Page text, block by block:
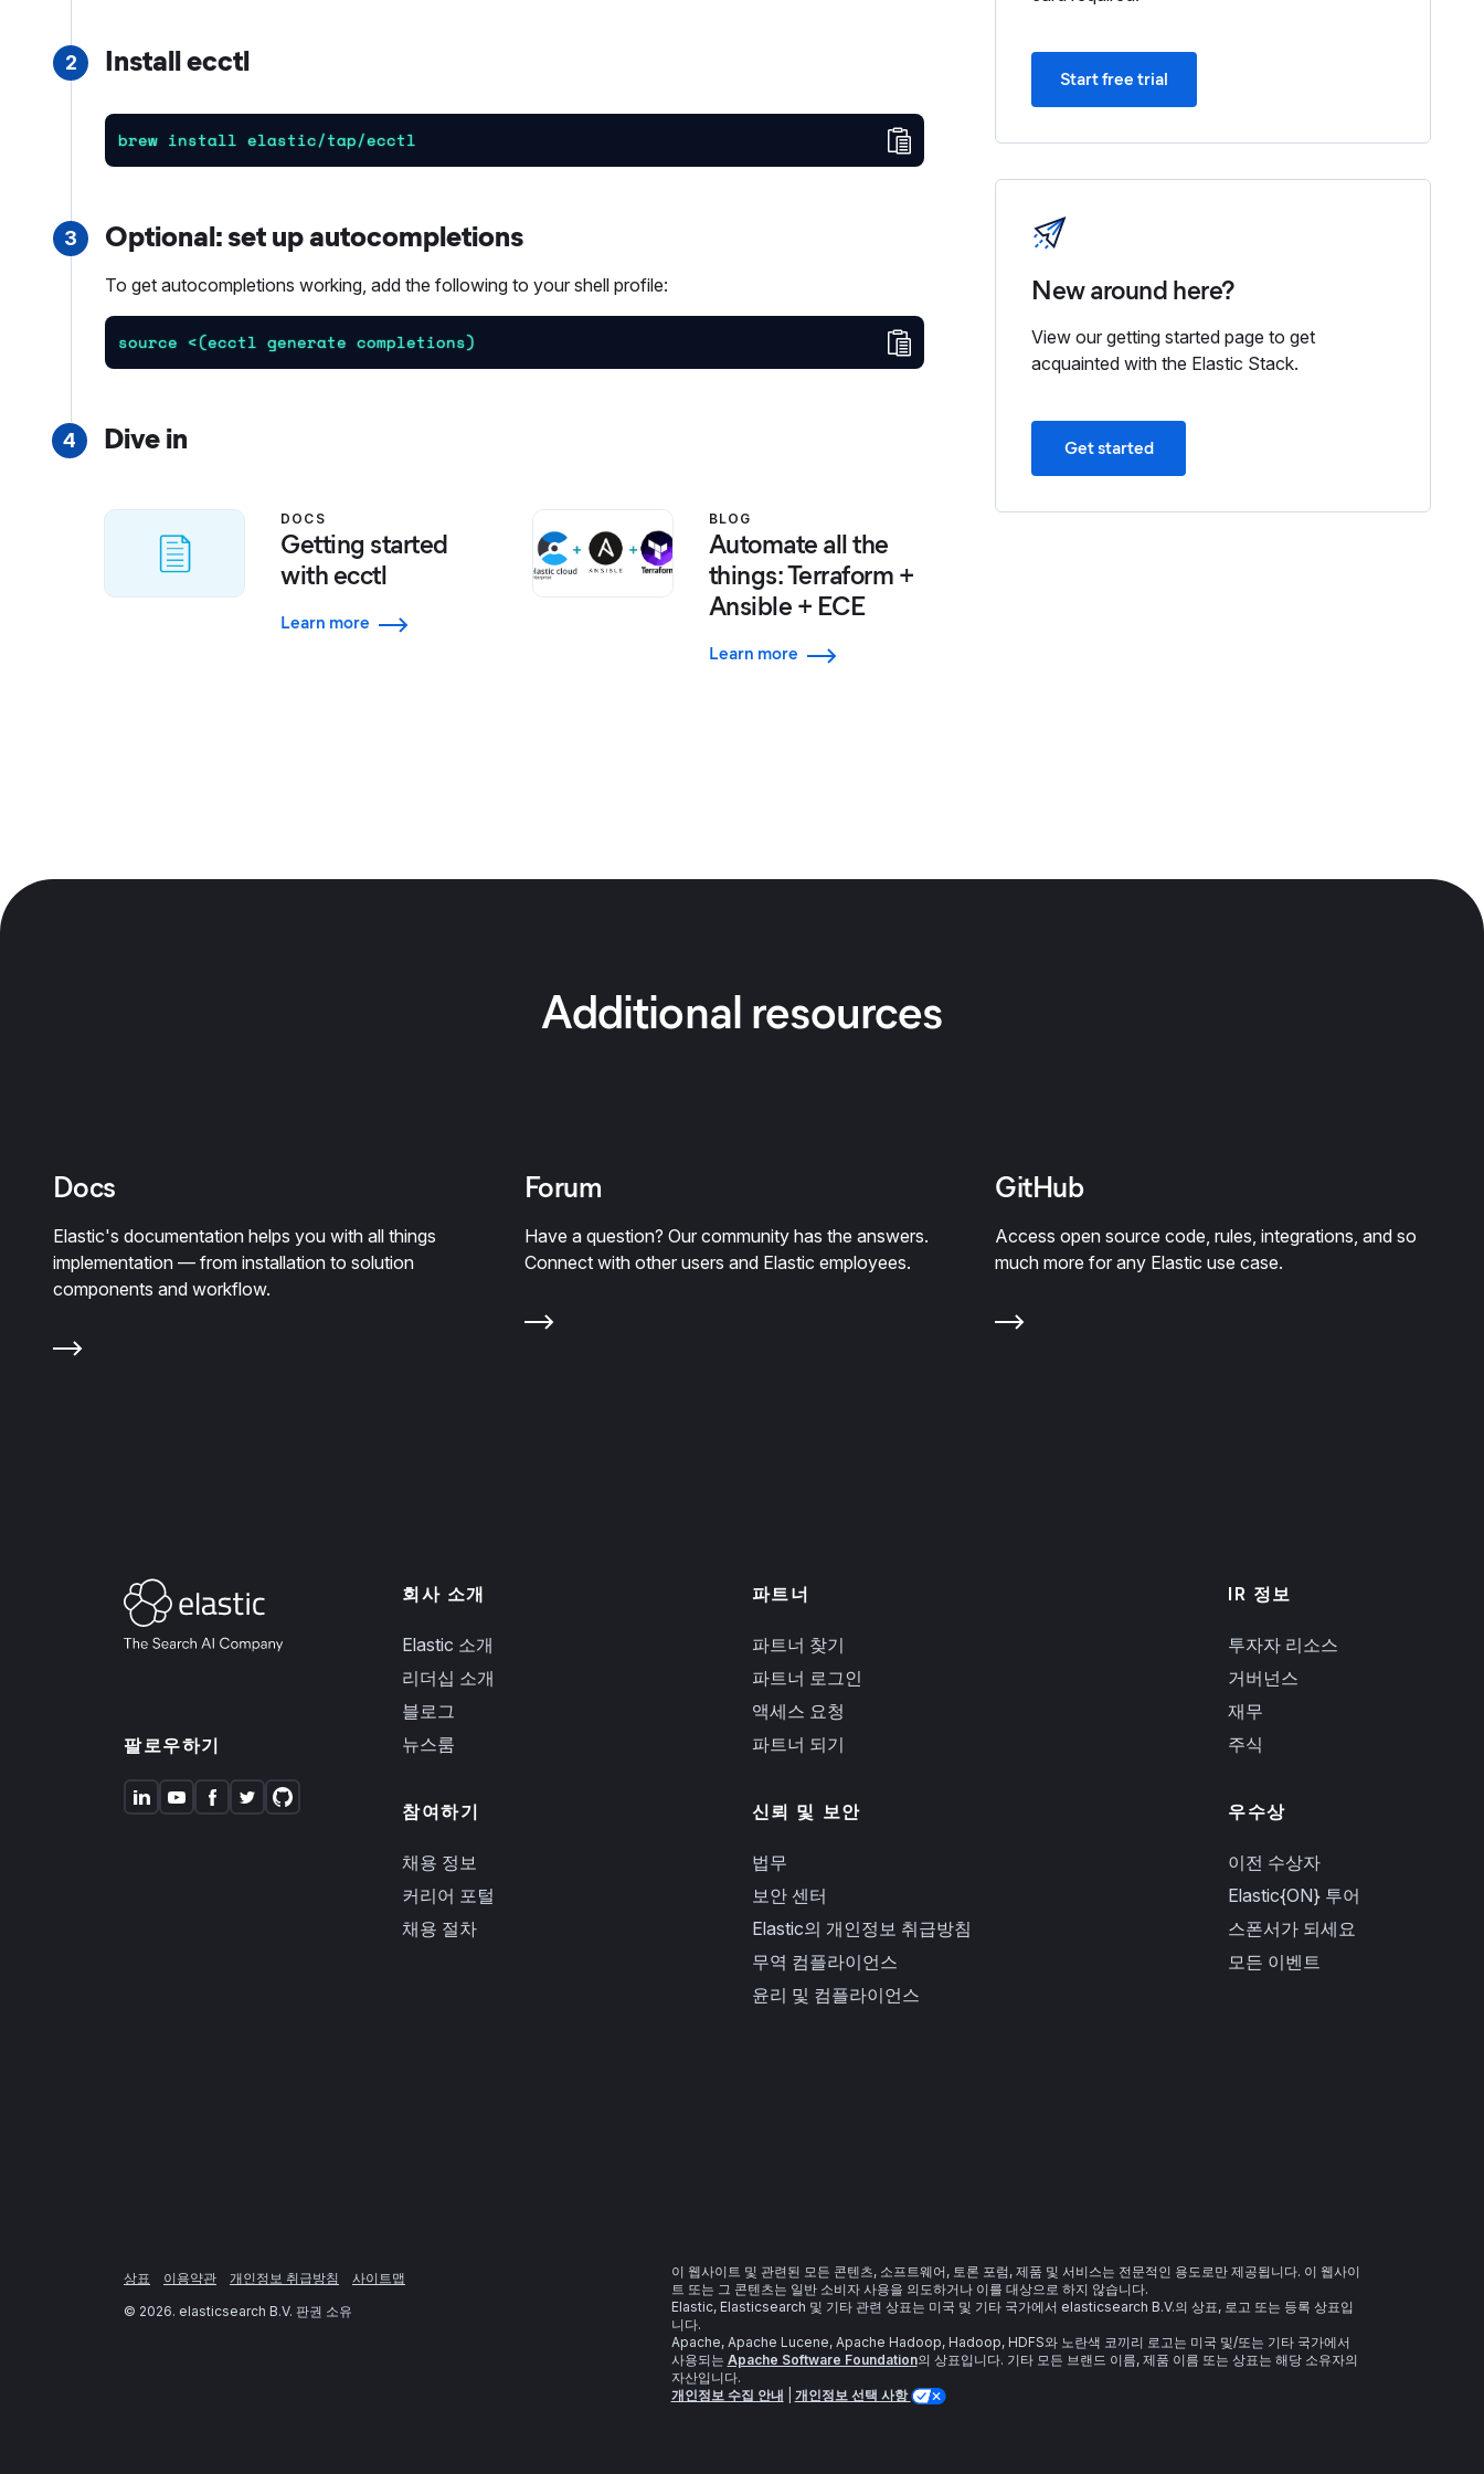
2 Install ecctl
brew install elastic/tap/ecctl Copy to clipboard
3 Optional: set up autocompletions
To get autocompletions working, add the following to your shell profile:
source <(ecctl generate completions) Copy to clipboard
4 Dive in
DOCS
Getting started
with ecctl
Learn more
BLOG
Automate all the
things: Terraform +
Ansible + ECE
Learn more
Start free trial
New around here?
View our getting started page to get
acquainted with the Elastic Stack.
Get started
Additional resources
Docs
Elastic's documentation helps you with all things
implementation — from installation to solution
components and workflow.
Forum
Have a question? Our community has the answers.
Connect with other users and Elastic employees.
GitHub
Access open source code, rules, integrations, and so
much more for any Elastic use case.
팔로우하기
회사 소개
Elastic 소개
리더십 소개
블로그
뉴스룸
참여하기
채용 정보
커리어 포털
채용 절차
파트너
파트너 찾기
파트너 로그인
액세스 요청
파트너 되기
신뢰 및 보안
법무
보안 센터
Elastic의 개인정보 취급방침
무역 컴플라이언스
윤리 및 컴플라이언스
IR 정보
투자자 리소스
거버넌스
재무
주식
우수상
이전 수상자
Elastic{ON} 투어
스폰서가 되세요
모든 이벤트
상표 이용약관 개인정보 취급방침
사이트맵
© 2026. elasticsearch B.V. 판권 소유
이 웹사이트 및 관련된 모든 콘텐츠, 소프트웨어, 토론 포럼, 제품 및 서비스는 전문적인 용도로만 제공됩니다. 이 웹사이
트 또는 그 콘텐츠는 일반 소비자 사용을 의도하거나 이를 대상으로 하지 않습니다.
Elastic, Elasticsearch 및 기타 관련 상표는 미국 및 기타 국가에서 elasticsearch B.V.의 상표, 로고 또는 등록 상표입
니다.
Apache, Apache Lucene, Apache Hadoop, Hadoop, HDFS와 노란색 코끼리 로고는 미국 및/또는 기타 국가에서
사용되는 Apache Software Foundation의 상표입니다. 기타 모든 브랜드 이름, 제품 이름 또는 상표는 해당 소유자의
자산입니다.
개인정보 수집 안내
개인정보 선택 사항